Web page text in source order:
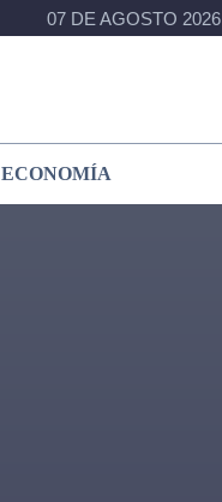
07 DE AGOSTO 2026
ECONOMÍA